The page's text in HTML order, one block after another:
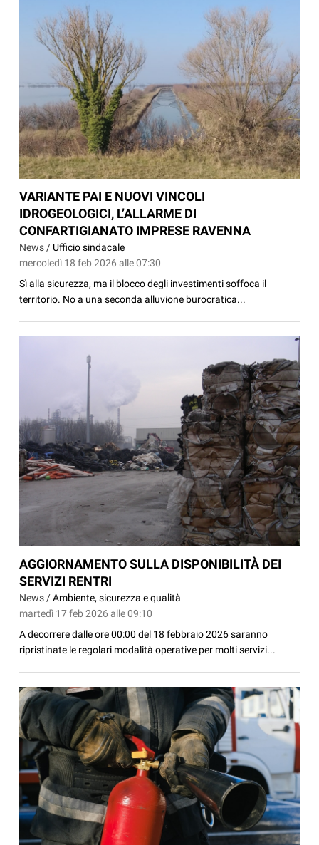
VARIANTE PAI E NUOVI VINCOLI
IDROGEOLOGICI, L’ALLARME DI
CONFARTIGIANATO IMPRESE RAVENNA
News / Ufficio sindacale
mercoledì 18 feb 2026 alle 07:30
Sì alla sicurezza, ma il blocco degli investimenti soffoca il
territorio. No a una seconda alluvione burocratica...
AGGIORNAMENTO SULLA DISPONIBILITÀ DEI
SERVIZI RENTRI
News /Ambiente, sicurezza e qualità
martedì 17 feb 2026 alle 09:10
A decorrere dalle ore 00:00 del 18 febbraio 2026 saranno
ripristinate le regolari modalità operative per molti servizi...